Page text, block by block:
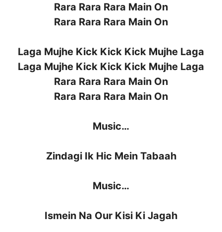
Rara Rara Rara Main On
Rara Rara Rara Main On
Laga Mujhe Kick Kick Kick Mujhe Laga
Laga Mujhe Kick Kick Kick Mujhe Laga
Rara Rara Rara Main On
Rara Rara Rara Main On
Music…
Zindagi Ik Hic Mein Tabaah
Music…
Ismein Na Our Kisi Ki Jagah